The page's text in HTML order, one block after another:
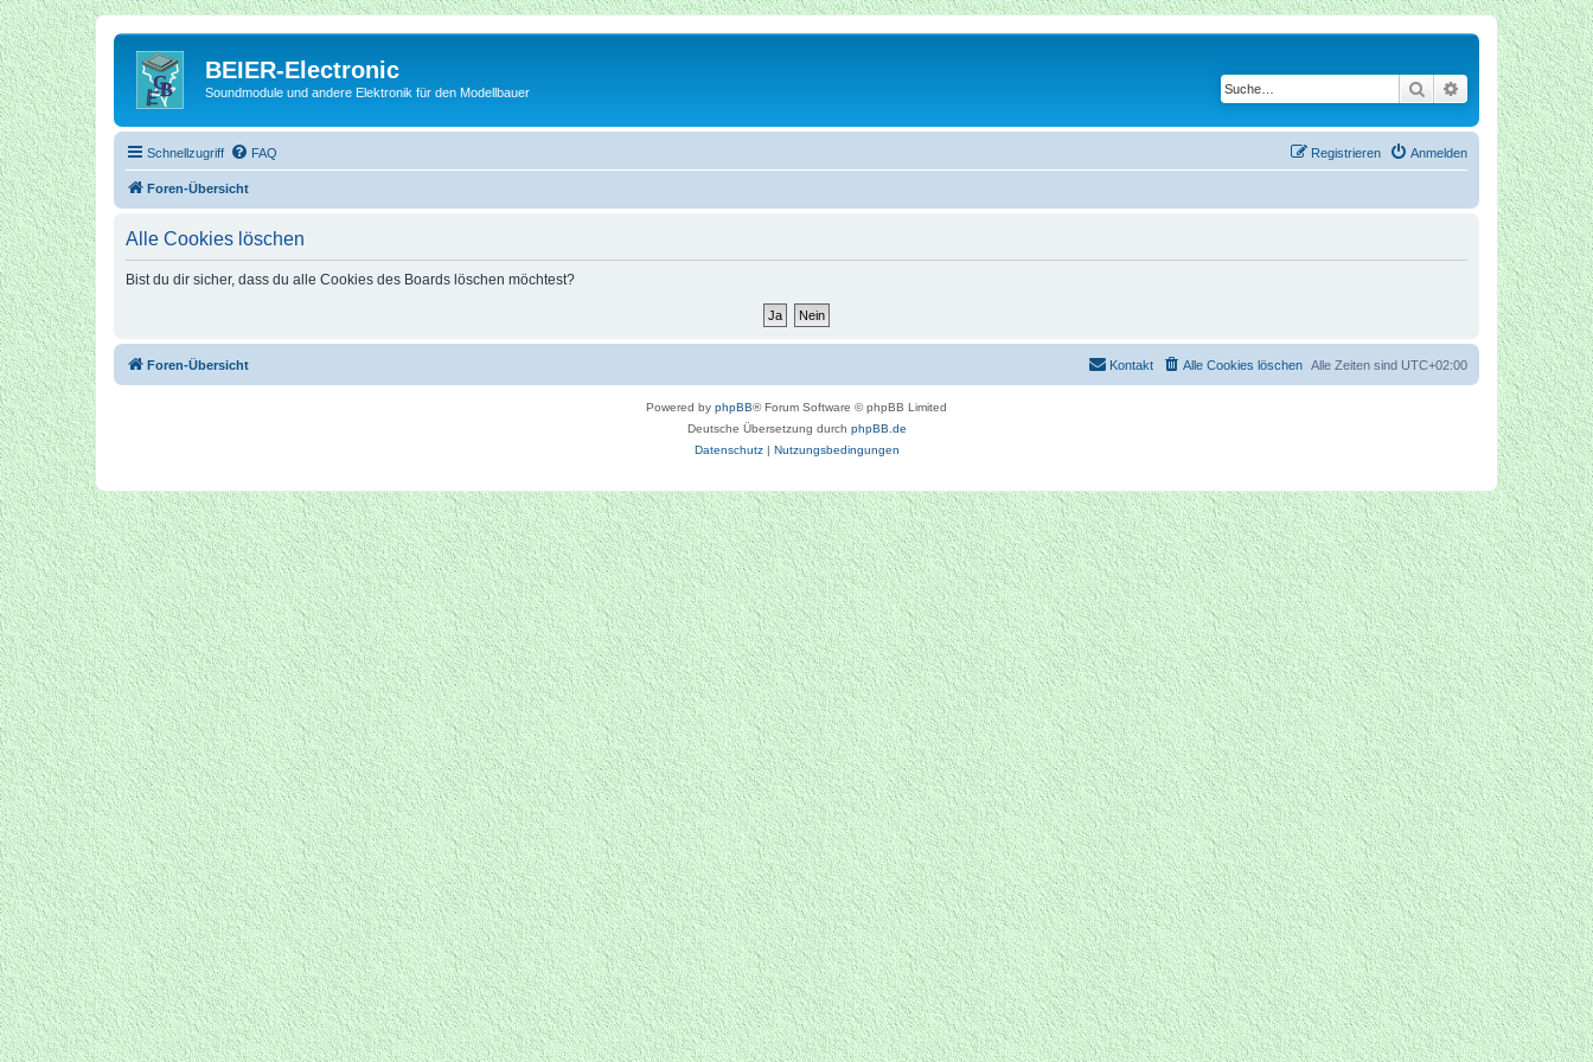
BEIER-Electronic
Soundmodule und andere Elektronik für den Modellbauer Suche Erweiterte Suche
Schnellzugriff FAQ Anmelden
Registrieren
Foren-Übersicht
Alle Cookies löschen
Bist du dir sicher, dass du alle Cookies des Boards löschen möchtest?
Foren-Übersicht Alle Zeiten sind UTC+02:00
Alle Cookies löschen
Kontakt
Powered by phpBB® Forum Software © phpBB Limited
Deutsche Übersetzung durch phpBB.de
Datenschutz| Nutzungsbedingungen